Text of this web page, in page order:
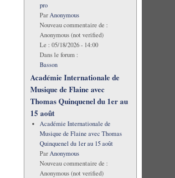
pro
ParAnonymous
Nouveau commentaire de :
Anonymous (not verified)
Le : 05/18/2026 - 14:00
Dans le forum :
Basson
Académie Internationale de
Musique de Flaine avec
Thomas Quinquenel du 1er au
15 août
Académie Internationale de
Musique de Flaine avec Thomas
Quinquenel du 1er au 15 août
ParAnonymous
Nouveau commentaire de :
Anonymous (not verified)